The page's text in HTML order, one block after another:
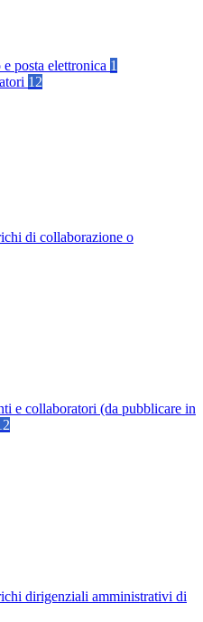
posta elettronica 1
12
di collaborazione o
e collaboratori (da pubblicare in
dirigenziali amministrativi di